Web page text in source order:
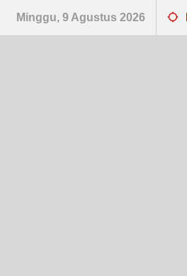
Minggu, 9 Agustus 2026